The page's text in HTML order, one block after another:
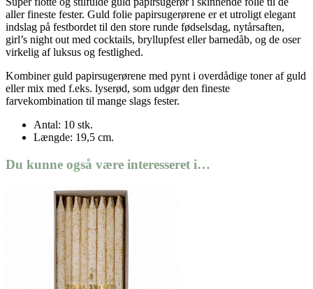
aller fineste fester. Guld folie papirsugerørene er et utroligt elegant
indslag på festbordet til den store runde fødselsdag, nytårsaften,
girl’s night out med cocktails, bryllupfest eller barnedåb, og de oser
virkelig af luksus og festlighed.
Kombiner guld papirsugerørene med pynt i overdådige toner af guld
eller mix med f.eks. lyserød, som udgør den fineste
farvekombination til mange slags fester.
Antal: 10 stk.
Længde: 19,5 cm.
Du kunne også være interesseret i…